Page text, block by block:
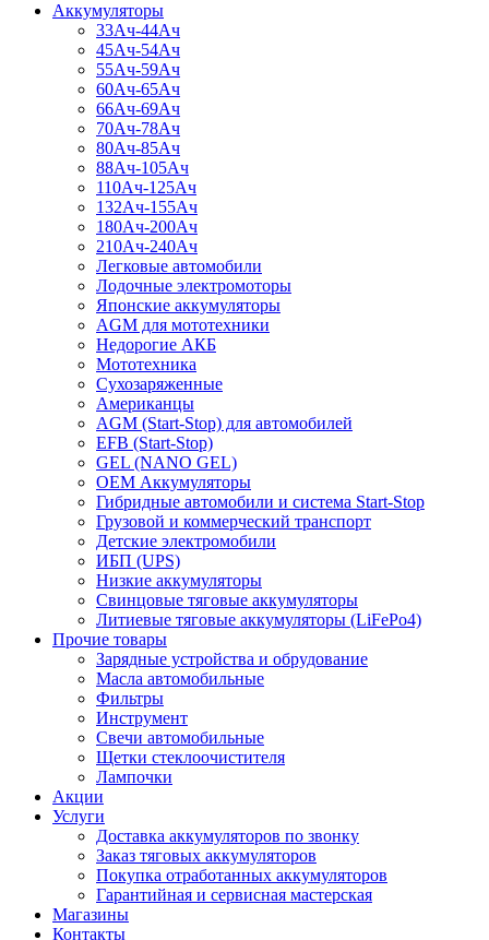
Аккумуляторы
33Ач-44Ач
45Ач-54Ач
55Ач-59Ач
60Ач-65Ач
66Ач-69Ач
70Ач-78Ач
80Ач-85Ач
88Ач-105Ач
110Ач-125Ач
132Ач-155Ач
180Ач-200Ач
210Ач-240Ач
Легковые автомобили
Лодочные электромоторы
Японские аккумуляторы
AGM для мототехники
Недорогие АКБ
Мототехника
Сухозаряженные
Американцы
AGM (Start-Stop) для автомобилей
EFB (Start-Stop)
GEL (NANO GEL)
OEM Аккумуляторы
Гибридные автомобили и система Start-Stop
Грузовой и коммерческий транспорт
Детские электромобили
ИБП (UPS)
Низкие аккумуляторы
Свинцовые тяговые аккумуляторы
Литиевые тяговые аккумуляторы (LiFePo4)
Прочие товары
Зарядные устройства и обрудование
Масла автомобильные
Фильтры
Инструмент
Свечи автомобильные
Щетки стеклоочистителя
Лампочки
Акции
Услуги
Доставка аккумуляторов по звонку
Заказ тяговых аккумуляторов
Покупка отработанных аккумуляторов
Гарантийная и сервисная мастерская
Магазины
Контакты